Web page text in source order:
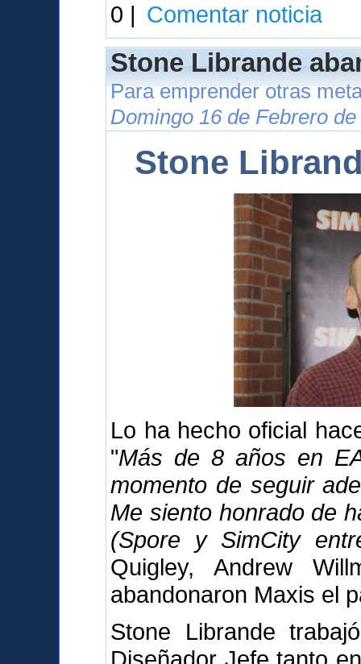
0 | Comentar noticia
Stone Librande
Para emprender otras
Domingo 16 de Febrero
Stone
Lo ha hecho oficial
"Más de 8 años en
momento de seguir
Me siento honrado de
(Spore y SimCity
Quigley, Andrew
abandonaron Maxis el
Stone Librande